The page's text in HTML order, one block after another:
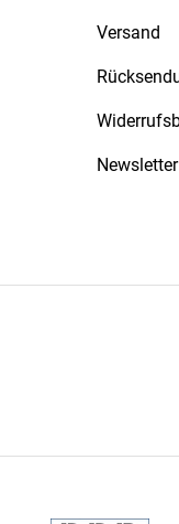
Versand
Newsletter